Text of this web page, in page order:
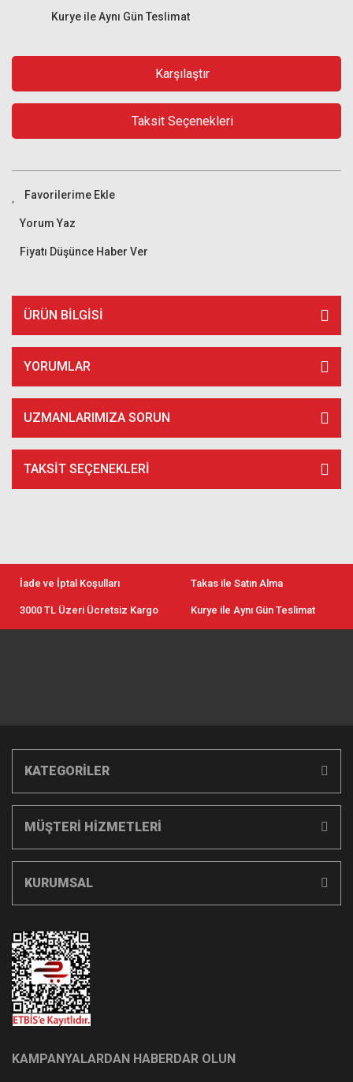
Kurye ile Aynı Gün Teslimat
Karşılaştır
Taksit Seçenekleri
Yorum Yaz
Fiyatı Düşünce Haber Ver
ÜRÜN BILGISI
YORUMLAR
UZMANLARIMIZA SORUN
TAKSIT SEÇENEKLERI
İade ve İptal Koşulları Takas ile Satın Alma
3000 TL Üzeri Ücretsiz Kargo Kurye ile Aynı Gün Teslimat
KATEGORİLER
MÜŞTERİ HİZMETLERİ
KURUMSAL
KAMPANYALARDAN HABERDAR OLUN